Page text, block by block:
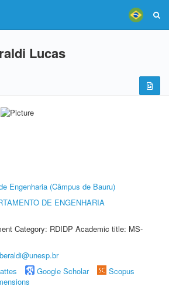
Lucas
Engenharia (Câmpus de Bauru)
DE ENGENHARIA
Category: RDIDP Academic title: MS-
Google Scholar
Scopus